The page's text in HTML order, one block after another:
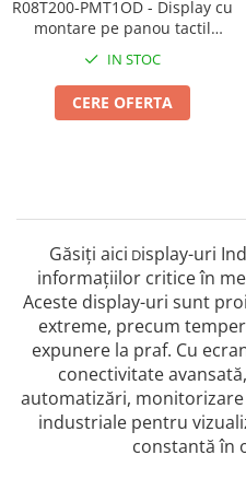
R08T200-PMT1OD - Display cu
montare pe panou tactil
IN STOC
CERE OFERTA
Găsiți aici Display-uri
informațiilor critice în
Aceste display-uri sunt
extreme, precum
expunere la praf. Cu
conectivitate
automatizări,
industriale pentru
constantă în